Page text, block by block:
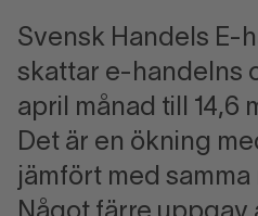
Svensk Handels E-
skattar e-handelns
april månad till 14,6
Det är en ökning
jämfört med samma